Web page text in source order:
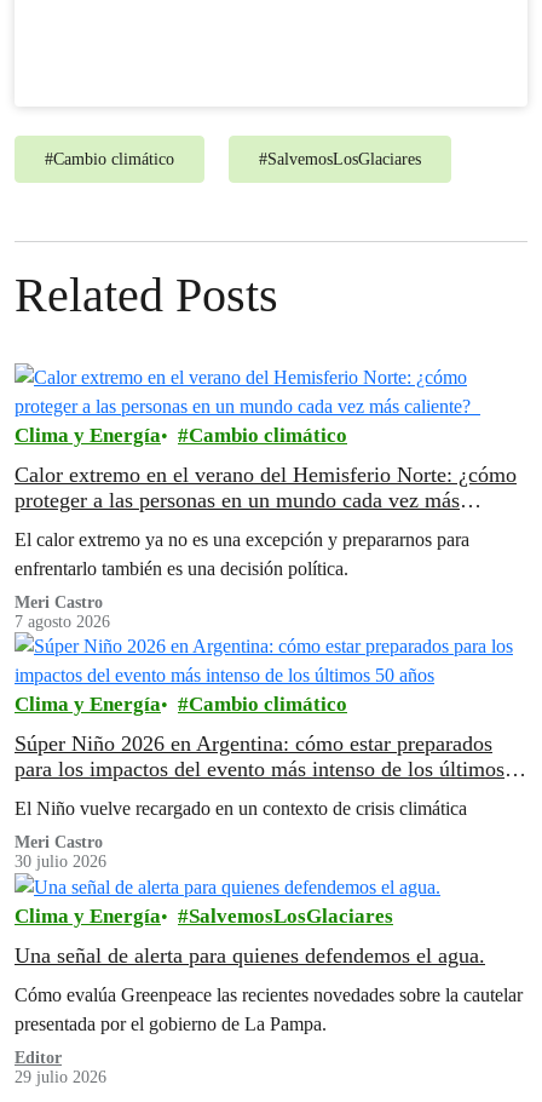
#Cambio climático #SalvemosLosGlaciares
Related Posts
Clima y Energía Cambio climático
Calor extremo en el verano del Hemisferio Norte: ¿cómo
proteger a las personas en un mundo cada vez más
El calor extremo ya no es una excepción y prepararnos para
enfrentarlo también es una decisión política.
Meri Castro
7 agosto 2026
Clima y Energía Cambio climático
Súper Niño 2026 en Argentina: cómo estar preparados
para los impactos del evento más intenso de los últimos
El Niño vuelve recargado en un contexto de crisis climática
Meri Castro
30 julio 2026
Clima y Energía SalvemosLosGlaciares
Una señal de alerta para quienes defendemos el agua.
Cómo evalúa Greenpeace las recientes novedades sobre la cautelar
presentada por el gobierno de La Pampa.
Editor
29 julio 2026